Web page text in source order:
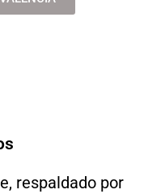
respaldado por